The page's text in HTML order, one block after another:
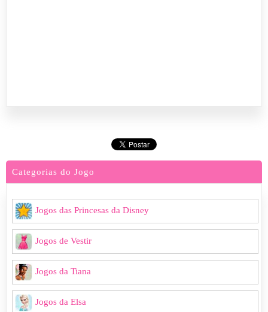
Categorias do Jogo
Jogos das Princesas da Disney
Jogos de Vestir
Jogos da Tiana
Jogos da Elsa